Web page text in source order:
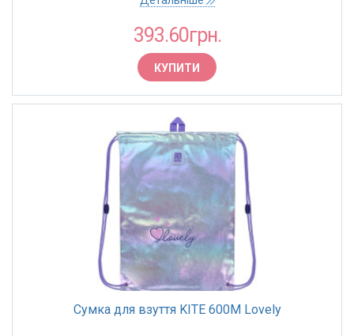
393.60грн.
КУПИТИ
Сумка для взуття KITE 600M Lovely